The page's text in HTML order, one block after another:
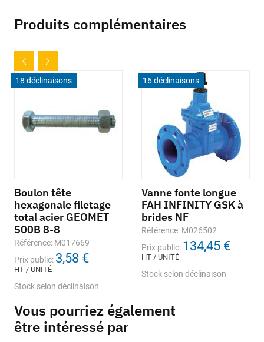
Produits complémentaires
18 déclinaisons
Boulon tête
hexagonale filetage
total acier GEOMET
500B 8-8
Référence: M017669
Prix public: 3,58 €
HT / UNITÉ
Stock selon déclinaison
16 déclinaisons
Vanne fonte longue
FAH INFINITY GSK à
brides NF
Référence: M026502
Prix public: 134,45 €
HT / UNITÉ
Stock selon déclinaison
Vous pourriez également
être intéressé par